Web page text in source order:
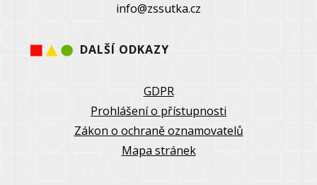
info@zssutka.cz
DALŠÍ ODKAZY
GDPR
Prohlášení o přístupnosti
Zákon o ochraně oznamovatelů
Mapa stránek